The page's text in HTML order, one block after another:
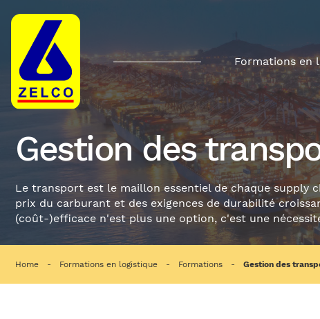
Formations en
Gestion des
Le transport est le maillon essentiel de chaque supply
prix du carburant et des exigences de durabilité
(coût-)efficace n'est plus une option, c'est une
Home Formations en logistique Formations Gestion des